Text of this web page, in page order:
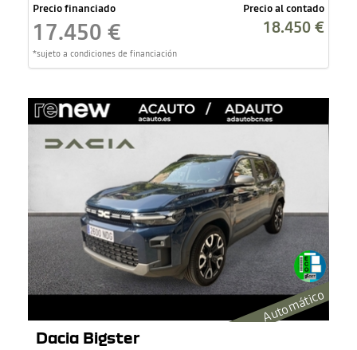
Precio financiado
17.450 €
*sujeto a condiciones de financiación
Precio al contado
18.450 €
Automático
Dacia Bigster